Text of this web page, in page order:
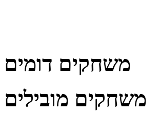
משחקים דומים
משחקים מובילים